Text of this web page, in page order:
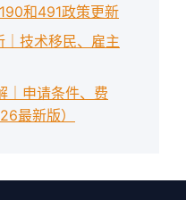
和491政策更新
技术移民、雇主
｜申请条件、费
最新版）